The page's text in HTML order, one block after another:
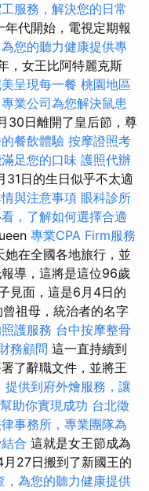
服務，解決您的日常
年代開始，電視定期報
您的聽力健康提供專
，女王比阿特麗克斯
呈現每一餐 桃園地區
業公司為您解決鼠患
30日離開了皇后節，尊
餐飲體驗 按摩證照考
足您的口味 護照代辦
31日的生日似乎不太適
與注意事項 眼科診所
，了解如何選擇合適
專業CPA Firm服務
在全國各地旅行，並
導，這將是這位96歲
見面，這是6月4日的
祖母，統治者的名字
護服務 台中按摩整骨
務顧問 這一直持續到
了辭職文件，並將王
提供到府外燴服務，讓
助你實現成功 台北徵
事務所，專業團隊為
合 這就是女王節成為
27日搬到了新國王的
，為您的聽力健康提供